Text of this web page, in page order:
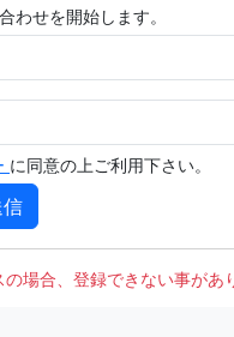
わせを開始します。
に同意の上ご利用下さい。
場合、登録できない事があ